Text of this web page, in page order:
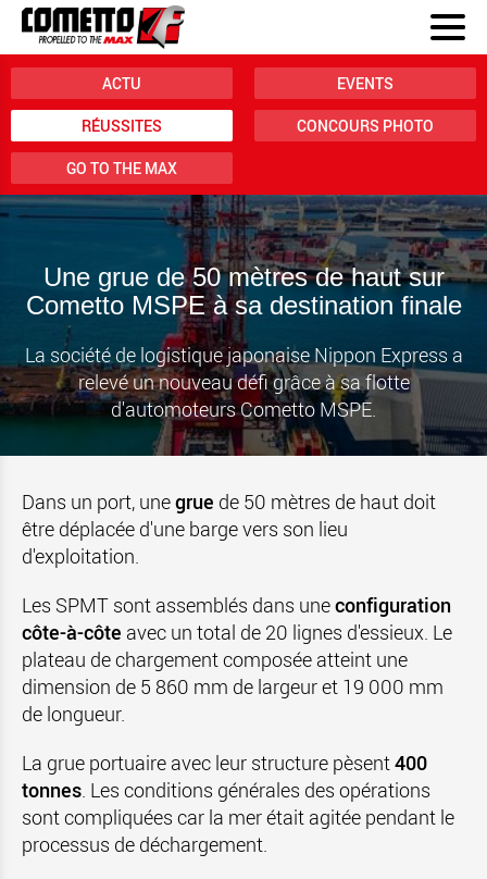
ACTU EVENTS
RÉUSSITES CONCOURS PHOTO
GO TO THE MAX
Une grue de 50 mètres de haut sur
Cometto MSPE à sa destination finale
La société de logistique japonaise Nippon Express a
relevé un nouveau défi grâce à sa flotte
d'automoteurs Cometto MSPE.
Dans un port, unegrue de 50 mètres de haut doit
être déplacée d'une barge vers son lieu
d'exploitation.
Les SPMT sont assemblés dans uneconfiguration
côte-à-côte avec un total de 20 lignes d'essieux. Le
plateau de chargement composée atteint une
dimension de 5 860 mm de largeur et 19 000 mm
de longueur.
La grue portuaire avec leur structure pèsent400
tonnes. Les conditions générales des opérations
sont compliquées car la mer était agitée pendant le
processus de déchargement.